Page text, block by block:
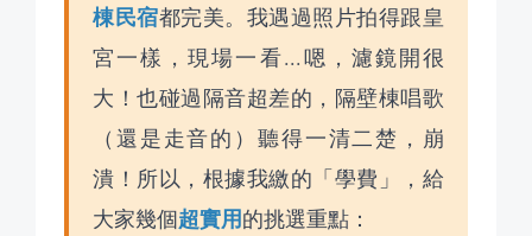
棟民宿都完美。我遇過照片拍得跟皇
宮一樣，現場一看...嗯，濾鏡開很
大！也碰過隔音超差的，隔壁棟唱歌
（還是走音的）聽得一清二楚，崩
潰！所以，根據我繳的「學費」，給
大家幾個超實用的挑選重點：